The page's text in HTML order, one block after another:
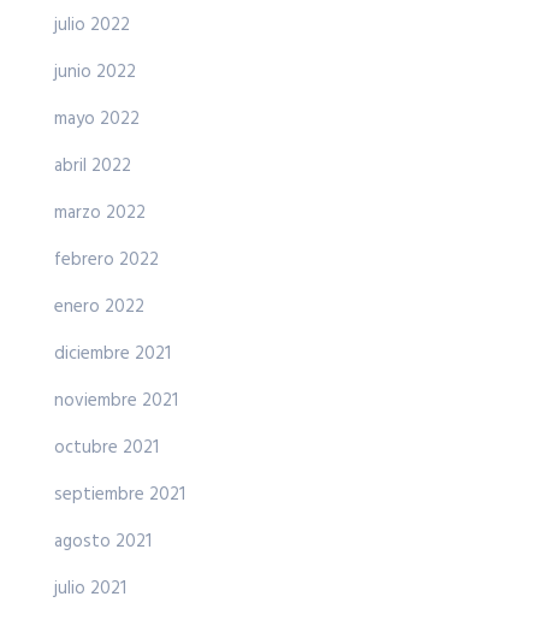
julio 2022
junio 2022
mayo 2022
abril 2022
marzo 2022
febrero 2022
enero 2022
diciembre 2021
noviembre 2021
octubre 2021
septiembre 2021
agosto 2021
julio 2021